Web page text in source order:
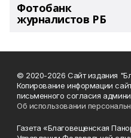
Фотобанк
журналистов РБ
© 2020-2026 Сайт издания
Копирование информации
письменного согласия
Об использовании
Газета «Благовещенская